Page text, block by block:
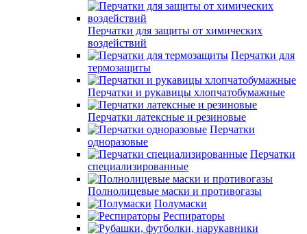
Перчатки для защиты от химических
воздействий
Перчатки для
термозащиты
Перчатки и рукавицы хлопчатобумажные
Перчатки латексные и резиновые
Перчатки
одноразовые
Перчатки
специализированные
Полнолицевые маски и противогазы
Полумаски
Респираторы